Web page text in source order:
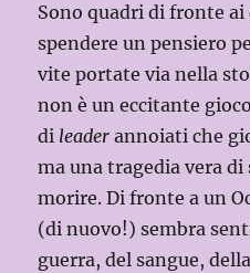
Sono quadri di fronte
spendere un pensiero
vite portate via nella
non è un eccitante
di leaderannoiati che
ma una tragedia vera
morire. Di fronte a un
(di nuovo!) sembra
guerra, del sangue,